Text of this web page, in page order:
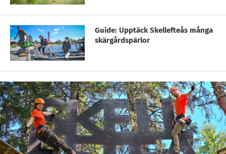
Guide: Upptäck Skellefteås många
skärgårdspärlor